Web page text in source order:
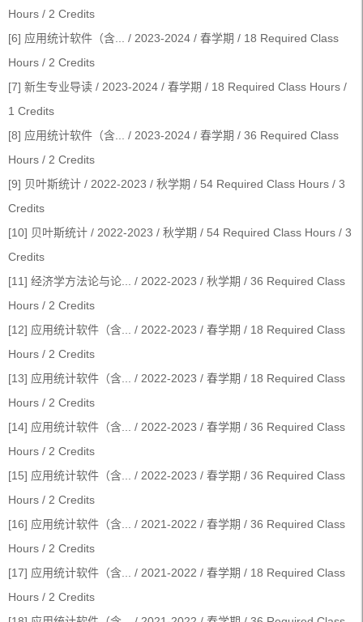
Hours / 2 Credits
[6] 应用统计软件（含... / 2023-2024 / 春学期 / 18 Required Class
Hours / 2 Credits
[7] 新生专业导读 / 2023-2024 / 春学期 / 18 Required Class Hours /
1 Credits
[8] 应用统计软件（含... / 2023-2024 / 春学期 / 36 Required Class
Hours / 2 Credits
[9] 贝叶斯统计 / 2022-2023 / 秋学期 / 54 Required Class Hours / 3
Credits
[10] 贝叶斯统计 / 2022-2023 / 秋学期 / 54 Required Class Hours / 3
Credits
[11] 经济学方法论与论... / 2022-2023 / 秋学期 / 36 Required Class
Hours / 2 Credits
[12] 应用统计软件（含... / 2022-2023 / 春学期 / 18 Required Class
Hours / 2 Credits
[13] 应用统计软件（含... / 2022-2023 / 春学期 / 18 Required Class
Hours / 2 Credits
[14] 应用统计软件（含... / 2022-2023 / 春学期 / 36 Required Class
Hours / 2 Credits
[15] 应用统计软件（含... / 2022-2023 / 春学期 / 36 Required Class
Hours / 2 Credits
[16] 应用统计软件（含... / 2021-2022 / 春学期 / 36 Required Class
Hours / 2 Credits
[17] 应用统计软件（含... / 2021-2022 / 春学期 / 18 Required Class
Hours / 2 Credits